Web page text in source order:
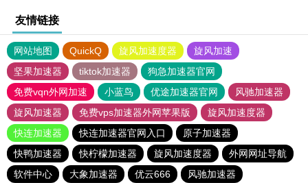
友情链接
网站地图 QuickQ 旋风加速度器
旋风加速
坚果加速器
tiktok加速器
狗急加速器官网
免费vqn外网加速
小蓝鸟 优途加速器官网
风驰加速器
旋风加速器
免费vps加速器外网苹果版
旋风加速度器
快连加速器
快连加速器官网入口
原子加速器
快鸭加速器
快柠檬加速器 旋风加速度器
外网网址导航
软件中心
大象加速器 优云666
风驰加速器